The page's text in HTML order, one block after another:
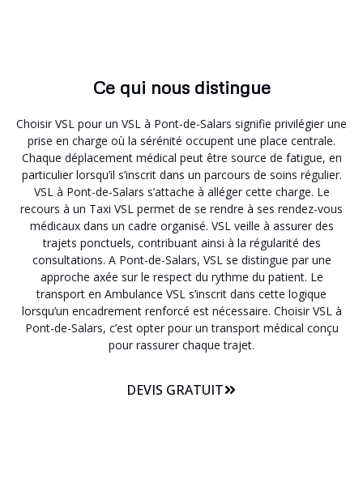
Ce qui nous distingue
Choisir VSL pour un VSL à Pont-de-Salars signifie privilégier une
prise en charge où la sérénité occupent une place centrale.
Chaque déplacement médical peut être source de fatigue, en
particulier lorsqu’il s’inscrit dans un parcours de soins régulier.
VSL à Pont-de-Salars s’attache à alléger cette charge. Le
recours à un Taxi VSL permet de se rendre à ses rendez-vous
médicaux dans un cadre organisé. VSL veille à assurer des
trajets ponctuels, contribuant ainsi à la régularité des
consultations. A Pont-de-Salars, VSL se distingue par une
approche axée sur le respect du rythme du patient. Le
transport en Ambulance VSL s’inscrit dans cette logique
lorsqu’un encadrement renforcé est nécessaire. Choisir VSL à
Pont-de-Salars, c’est opter pour un transport médical conçu
pour rassurer chaque trajet.
DEVIS GRATUIT